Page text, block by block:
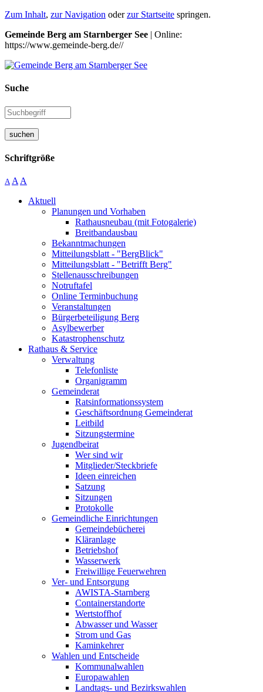
Zum Inhalt, zur Navigation oderzur Startseite springen.
Gemeinde Berg am Starnberger See | Online:
https://www.gemeinde-berg.de//
Suche
suchen
Schriftgröße
A A A
Aktuell
Planungen und Vorhaben
Rathausneubau (mit Fotogalerie)
Breitbandausbau
Bekanntmachungen
Mitteilungsblatt - "BergBlick"
Mitteilungsblatt - "Betrifft Berg"
Stellenausschreibungen
Notruftafel
Online Terminbuchung
Veranstaltungen
Bürgerbeteiligung Berg
Asylbewerber
Katastrophenschutz
Rathaus & Service
Verwaltung
Telefonliste
Organigramm
Gemeinderat
Ratsinformationssystem
Geschäftsordnung Gemeinderat
Leitbild
Sitzungstermine
Jugendbeirat
Wer sind wir
Mitglieder/Steckbriefe
Ideen einreichen
Satzung
Sitzungen
Protokolle
Gemeindliche Einrichtungen
Gemeindebücherei
Kläranlage
Betriebshof
Wasserwerk
Freiwillige Feuerwehren
Ver- und Entsorgung
AWISTA-Starnberg
Containerstandorte
Wertstoffhof
Abwasser und Wasser
Strom und Gas
Kaminkehrer
Wahlen und Entscheide
Kommunalwahlen
Europawahlen
Landtags- und Bezirkswahlen